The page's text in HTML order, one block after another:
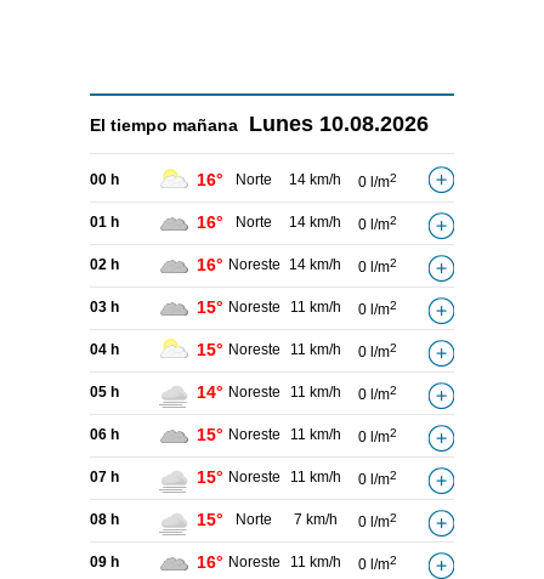
El tiempo mañana Lunes 10.08.2026
00 h 16° Norte 14 km/h 0 l/m2
01 h 16° Norte 14 km/h 0 l/m2
02 h 16° Noreste 14 km/h 0 l/m2
03 h 15° Noreste 11 km/h 0 l/m2
04 h 15° Noreste 11 km/h 0 l/m2
05 h 14° Noreste 11 km/h 0 l/m2
06 h 15° Noreste 11 km/h 0 l/m2
07 h 15° Noreste 11 km/h 0 l/m2
08 h 15° Norte 7 km/h 0 l/m2
09 h 16° Noreste 11 km/h 0 l/m2